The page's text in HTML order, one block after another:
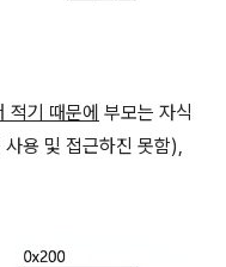
적기 때문에 부모는 자식
용 및 접근하진 못함),